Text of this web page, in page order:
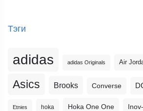
Тэги
adidas adidas Originals Air
Asics Brooks Converse
Etnies hoka Hoka One One